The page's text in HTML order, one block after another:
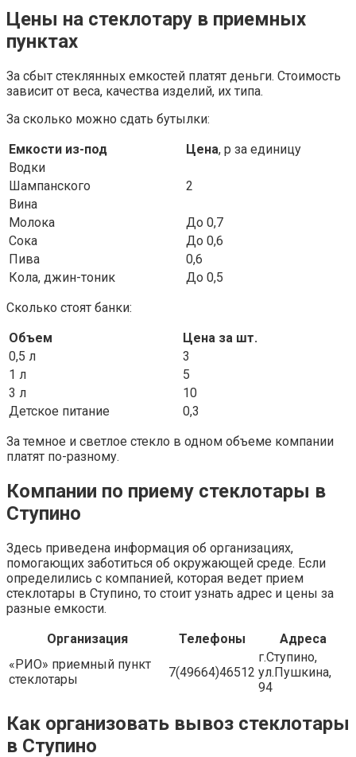
Цены на стеклотару в приемных
пунктах
За сбыт стеклянных емкостей платят деньги. Стоимость
зависит от веса, качества изделий, их типа.
За сколько можно сдать бутылки:
Емкости из-под
Цена, р за единицу
Водки
2
Шампанского
Вина
Молока
До 0,7
Сока
До 0,6
Пива
0,6
Кола, джин-тоник
До 0,5
Сколько стоят банки:
Объем
Цена за шт.
0,5 л
3
1 л
5
3 л
10
Детское питание
0,3
За темное и светлое стекло в одном объеме компании
платят по-разному.
Компании по приему стеклотары в
Ступино
Здесь приведена информация об организациях,
помогающих заботиться об окружающей среде. Если
определились с компанией, которая ведет прием
стеклотары в Ступино, то стоит узнать адрес и цены за
разные емкости.
Организация
Телефоны
Адреса
«РИО» приемный пункт
стеклотары
7(49664)46512
г.Ступино,
ул.Пушкина,
94
Как организовать вывоз стеклотары
в Ступино